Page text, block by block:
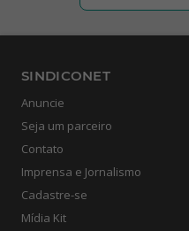
SINDICONET
Anuncie
Seja um parceiro
Contato
Imprensa e Jornalismo
Cadastre-se
Mídia Kit